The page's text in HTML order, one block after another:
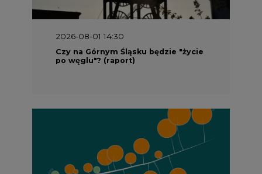
Czy na Górnym Śląsku będzie "życie
po węglu"? (raport)
2026-08-01 13:00